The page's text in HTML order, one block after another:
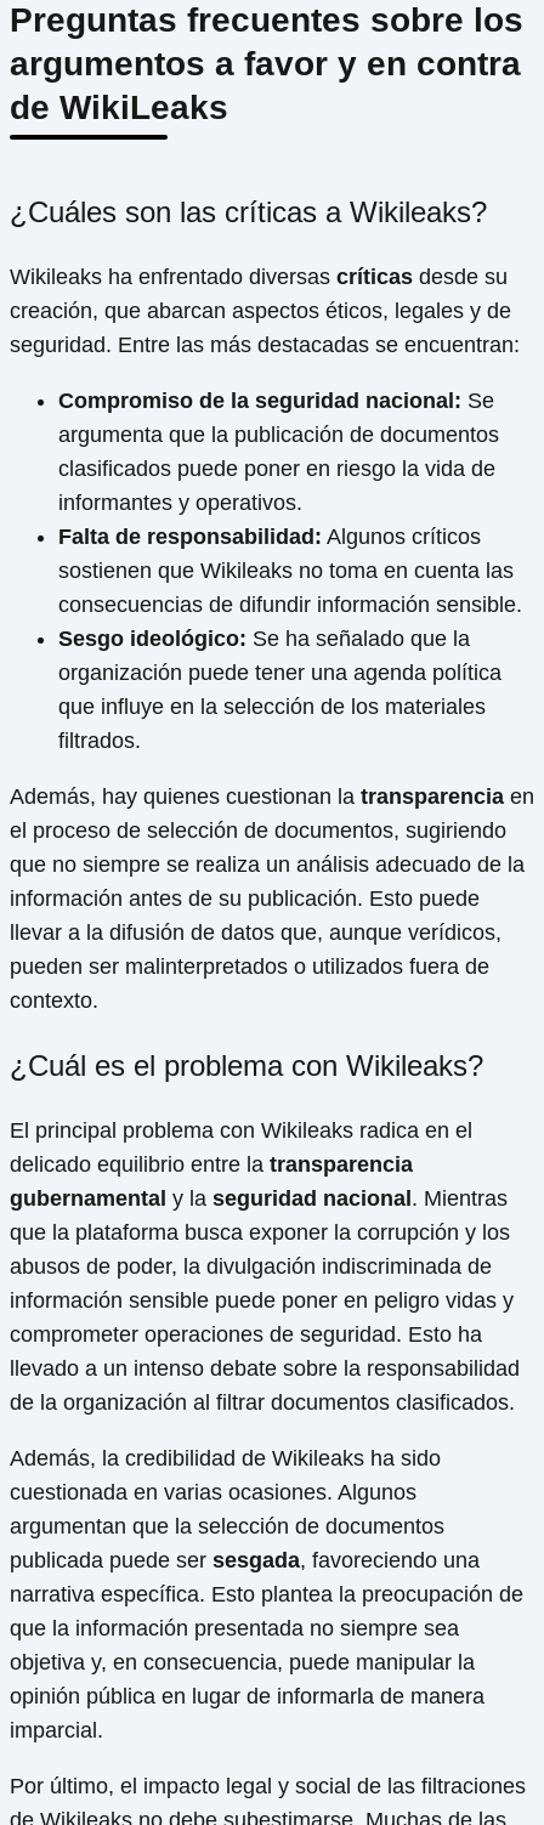
Preguntas frecuentes sobre los
argumentos a favor y en contra
de WikiLeaks
¿Cuáles son las críticas a Wikileaks?
Wikileaks ha enfrentado diversas críticas desde su
creación, que abarcan aspectos éticos, legales y de
seguridad. Entre las más destacadas se encuentran:
Compromiso de la seguridad nacional: Se
argumenta que la publicación de documentos
clasificados puede poner en riesgo la vida de
informantes y operativos.
Falta de responsabilidad: Algunos críticos
sostienen que Wikileaks no toma en cuenta las
consecuencias de difundir información sensible.
Sesgo ideológico: Se ha señalado que la
organización puede tener una agenda política
que influye en la selección de los materiales
filtrados.
Además, hay quienes cuestionan la transparencia en
el proceso de selección de documentos, sugiriendo
que no siempre se realiza un análisis adecuado de la
información antes de su publicación. Esto puede
llevar a la difusión de datos que, aunque verídicos,
pueden ser malinterpretados o utilizados fuera de
contexto.
¿Cuál es el problema con Wikileaks?
El principal problema con Wikileaks radica en el
delicado equilibrio entre la transparencia
gubernamental y la seguridad nacional . Mientras
que la plataforma busca exponer la corrupción y los
abusos de poder, la divulgación indiscriminada de
información sensible puede poner en peligro vidas y
comprometer operaciones de seguridad. Esto ha
llevado a un intenso debate sobre la responsabilidad
de la organización al filtrar documentos clasificados.
Además, la credibilidad de Wikileaks ha sido
cuestionada en varias ocasiones. Algunos
argumentan que la selección de documentos
publicada puede ser sesgada, favoreciendo una
narrativa específica. Esto plantea la preocupación de
que la información presentada no siempre sea
objetiva y, en consecuencia, puede manipular la
opinión pública en lugar de informarla de manera
imparcial.
Por último, el impacto legal y social de las filtraciones